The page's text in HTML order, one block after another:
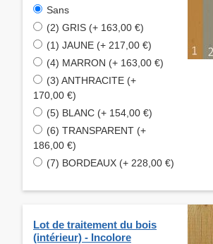
Sans
(2) GRIS (+ 163,00 €)
(1) JAUNE (+ 217,00 €)
(4) MARRON (+ 163,00 €)
(3) ANTHRACITE (+
170,00 €)
(5) BLANC (+ 154,00 €)
(6) TRANSPARENT (+
186,00 €)
(7) BORDEAUX (+ 228,00 €)
Lot de traitement du bois
(intérieur) - Incolore